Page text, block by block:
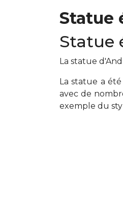
Statue
Statue
La statue
La statue a
avec de
exemple du